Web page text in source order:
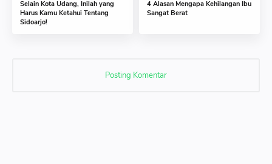
Selain Kota Udang, Inilah yang
Harus Kamu Ketahui Tentang
Sidoarjo!
4 Alasan Mengapa Kehilangan Ibu
Sangat Berat
Posting Komentar